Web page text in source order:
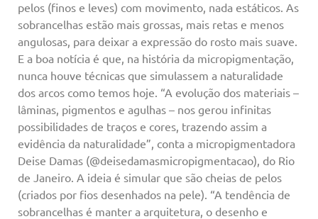
pelos (finos e leves) com movimento, nada estáticos. As
sobrancelhas estão mais grossas, mais retas e menos
angulosas, para deixar a expressão do rosto mais suave.
E a boa notícia é que, na história da micropigmentação,
nunca houve técnicas que simulassem a naturalidade
dos arcos como temos hoje. “A evolução dos materiais –
lâminas, pigmentos e agulhas – nos gerou infinitas
possibilidades de traços e cores, trazendo assim a
evidência da naturalidade”, conta a micropigmentadora
Deise Damas (@deisedamasmicropigmentacao), do Rio
de Janeiro. A ideia é simular que são cheias de pelos
(criados por fios desenhados na pele). “A tendência de
sobrancelhas é manter a arquitetura, o desenho e